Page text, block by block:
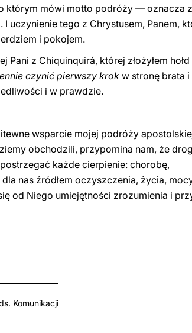
którym mówi motto podróży — oznacza
uczynienie tego z Chrystusem, Panem,
i pokojem.
z Chiquinquirá, której złożyłem
czynić pierwszy krok w stronę brata
i w prawdzie.
wsparcie mojej podróży
obchodzili, przypomina nam, że
każde cierpienie: chorobę,
nas źródłem oczyszczenia, życia,
od Niego umiejętności zrozumienia i
Komunikacji